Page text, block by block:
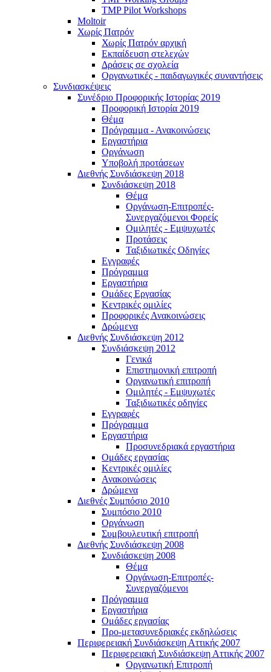
TMP Pilot Workshops
Moltoir
Χωρίς Πατρόν
Χωρίς Πατρόν αρχική
Εκπαίδευση στελεχών
Δράσεις σε σχολεία
Οργανωτικές - παιδαγωγικές συναντήσεις
Συνδιασκέψεις
Συνέδριο Προφορικής Ιστορίας 2019
Προφορική Ιστορία 2019
Θέμα
Πρόγραμμα - Ανακοινώσεις
Εργαστήρια
Οργάνωση
Υποβολή προτάσεων
Διεθνής Συνδιάσκεψη 2018
Συνδιάσκεψη 2018
Θέμα
Οργάνωση-Επιτροπές-
Συνεργαζόμενοι Φορείς
Ομιλητές - Εμψυχωτές
Προτάσεις
Ταξιδιωτικές Οδηγίες
Εγγραφές
Πρόγραμμα
Εργαστήρια
Ομάδες Εργασίας
Κεντρικές ομιλίες
Προφορικές Ανακοινώσεις
Δρώμενα
Διεθνής Συνδιάσκεψη 2012
Συνδιάσκεψη 2012
Γενικά
Επιστημονική επιτροπή
Οργανωτική επιτροπή
Ομιλητές - Εμψυχωτές
Ταξιδιωτικές οδηγίες
Εγγραφές
Πρόγραμμα
Εργαστήρια
Προσυνεδριακά εργαστήρια
Ομάδες εργασίας
Κεντρικές ομιλίες
Ανακοινώσεις
Δρώμενα
Διεθνές Συμπόσιο 2010
Συμπόσιο 2010
Οργάνωση
Συμβουλευτική επιτροπή
Διεθνής Συνδιάσκεψη 2008
Συνδιάσκεψη 2008
Θέμα
Οργάνωση-Επιτροπές-
Συνεργαζόμενοι
Πρόγραμμα
Εργαστήρια
Ομάδες εργασίας
Προ-μετασυνεδριακές εκδηλώσεις
Περιφερειακή Συνδιάσκεψη Αττικής 2007
Περιφερειακή Συνδιάσκεψη Αττικής 2007
Οργανωτική Επιτροπή